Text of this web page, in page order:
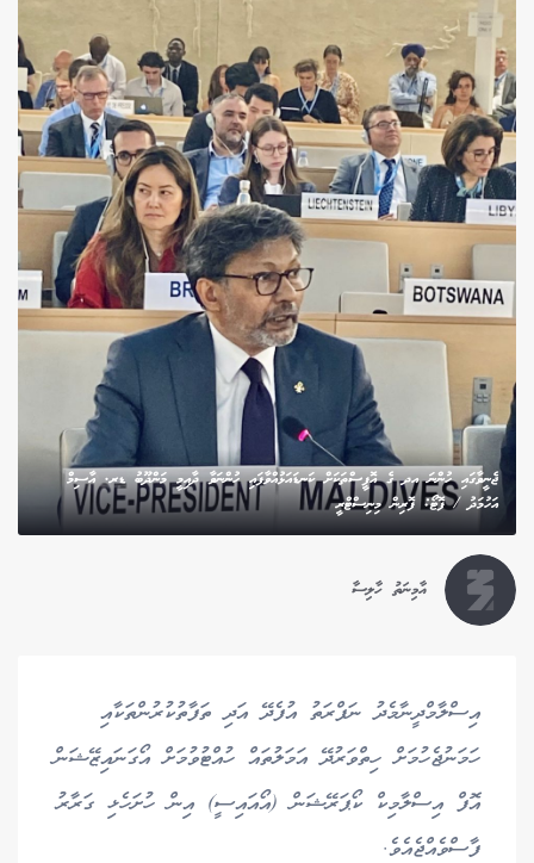
ޖެނީވާގައި ހުންނަ އދ ގެ އޮފީސްތަކަށް ކަނޑައަޅުއްވާފައި ހުންނަވާ ދާއިމީ މަންދޫބު ޑރ. އާސިމް
އަހުމަދު / ފޮޓޯ: ފޮރިން މިނިސްޓްރީ
އާމިނަތު ހާލިސާ
އިސްލާމްދީނާމެދު ނަފްރަތު އުފެދޭ އަދި ތަފާތުކުރުންތަކާއި
ހަމަނުޖެހުމަށް ހިތްވަރުދޭ އަމަލުތައް ހުއްޓުވުމަށް އޯގަނައިޒޭޝަން
އޮފް އިސްލާމިކް ކޯޕަރޭޝަން (އޯއައިސީ) އިން ހުށަހެޅި ގަރާރު
ފާސްވެއްޖެއެވެ.